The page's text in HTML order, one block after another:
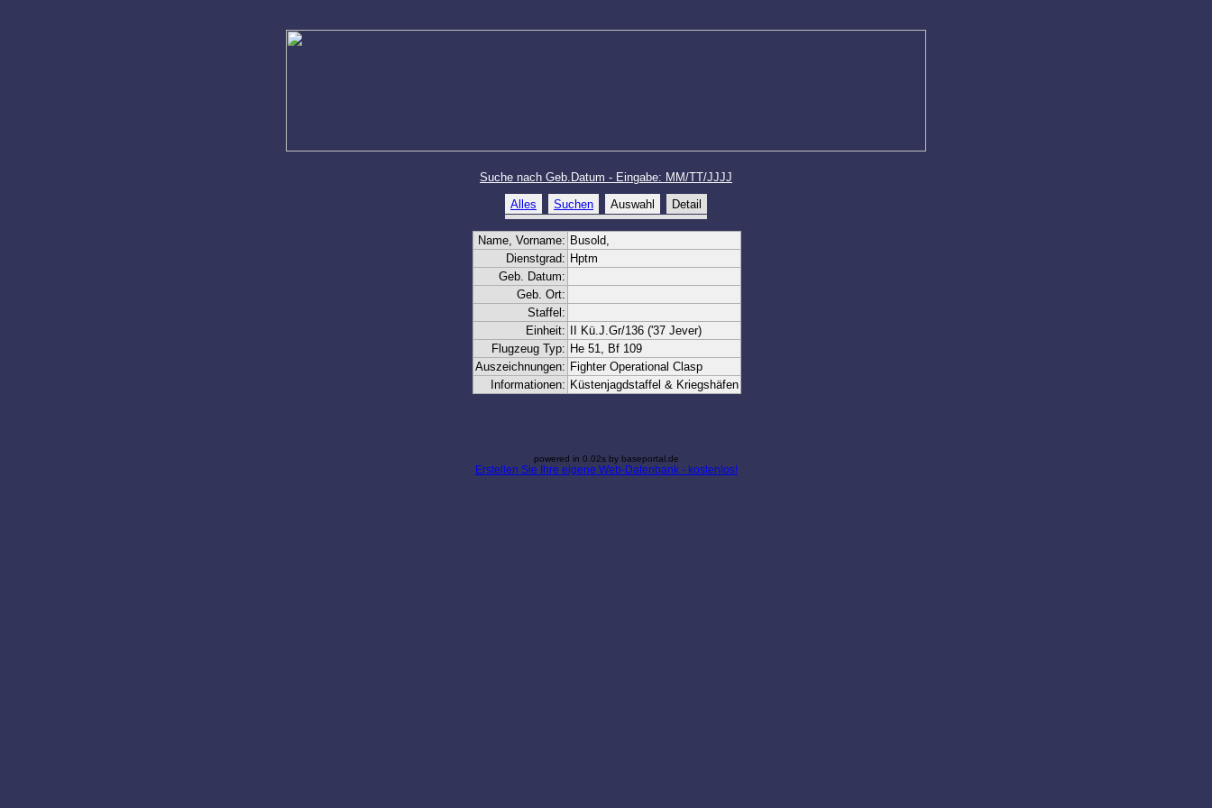
Suche nach Geb.Datum - Eingabe: MM/TT/JJJJ
Alles
Suchen Auswahl Detail
Name, Vorname: Busold,
Dienstgrad: Hptm
Geb. Datum:
Geb. Ort:
Staffel:
Einheit: II Kü.J.Gr/136 ('37 Jever)
Flugzeug Typ: He 51, Bf 109
Auszeichnungen: Fighter Operational Clasp
Informationen: Küstenjagdstaffel & Kriegshäfen
powered in 0.02s by baseportal.de
Erstellen Sie Ihre eigene Web-Datenbank - kostenlos!